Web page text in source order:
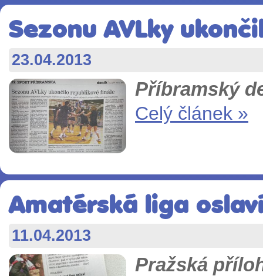
Sezonu AVLky
23.04.2013
Příbramský
Celý článek »
Amatérská liga
11.04.2013
Pražská